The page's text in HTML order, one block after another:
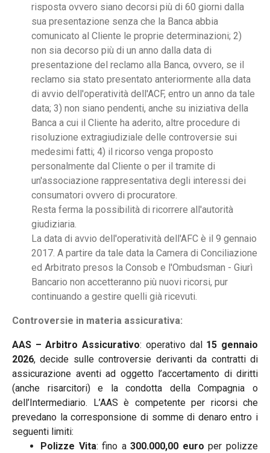
risposta ovvero siano decorsi più di 60 giorni dalla
sua presentazione senza che la Banca abbia
comunicato al Cliente le proprie determinazioni; 2)
non sia decorso più di un anno dalla data di
presentazione del reclamo alla Banca, ovvero, se il
reclamo sia stato presentato anteriormente alla data
di avvio dell'operatività dell'ACF, entro un anno da tale
data; 3) non siano pendenti, anche su iniziativa della
Banca a cui il Cliente ha aderito, altre procedure di
risoluzione extragiudiziale delle controversie sui
medesimi fatti; 4) il ricorso venga proposto
personalmente dal Cliente o per il tramite di
un'associazione rappresentativa degli interessi dei
consumatori ovvero di procuratore.
Resta ferma la possibilità di ricorrere all'autorità
giudiziaria.
La data di avvio dell'operatività dell'AFC è il 9 gennaio
2017. A partire da tale data la Camera di Conciliazione
ed Arbitrato presos la Consob e l'Ombudsman - Giurì
Bancario non accetteranno più nuovi ricorsi, pur
continuando a gestire quelli già ricevuti.
Controversie in materia assicurativa:
AAS – Arbitro Assicurativo: operativo dal 15 gennaio
2026, decide sulle controversie derivanti da contratti di
assicurazione aventi ad oggetto l’accertamento di diritti
(anche risarcitori) e la condotta della Compagnia o
dell’Intermediario. L’AAS è competente per ricorsi che
prevedano la corresponsione di somme di denaro entro i
seguenti limiti:
Polizze Vita: fino a300.000,00 euro per polizze